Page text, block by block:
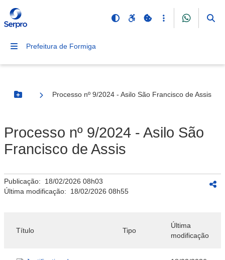
Prefeitura de Formiga
Botão Menu
Processo nº 9/2024 - Asilo São Francisco de Assis
Processo nº 9/2024 - Asilo São
Francisco de Assis
Publicação: 18/02/2026 08h03
Última modificação: 18/02/2026 08h55
Título Tipo
Última
modificação